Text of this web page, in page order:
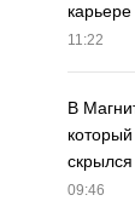
карьере
11:22
В
скрылся
09:46